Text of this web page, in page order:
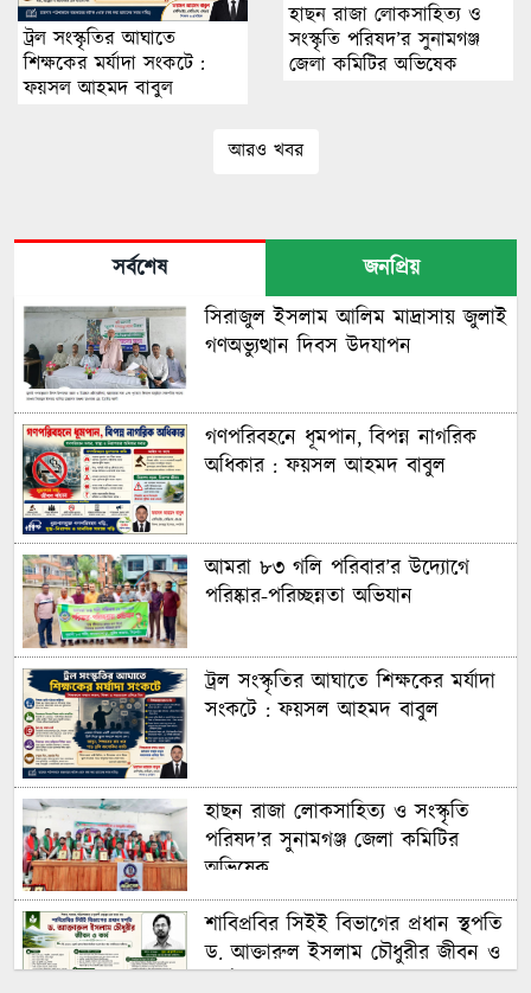
ট্রল সংস্কৃতির আঘাতে
শিক্ষকের মর্যাদা সংকটে :
ফয়সল আহমদ বাবুল
হাছন রাজা লোকসাহিত্য ও
সংস্কৃতি পরিষদ’র সুনামগঞ্জ
জেলা কমিটির অভিষেক
আরও খবর
সর্বশেষ
জনপ্রিয়
সিরাজুল ইসলাম আলিম মাদ্রাসায় জুলাই
গণঅভ্যুত্থান দিবস উদযাপন
গণপরিবহনে ধূমপান, বিপন্ন নাগরিক
অধিকার : ফয়সল আহমদ বাবুল
আমরা ৮৩ গলি পরিবার’র উদ্যোগে
পরিষ্কার-পরিচ্ছন্নতা অভিযান
ট্রল সংস্কৃতির আঘাতে শিক্ষকের মর্যাদা
সংকটে : ফয়সল আহমদ বাবুল
হাছন রাজা লোকসাহিত্য ও সংস্কৃতি
পরিষদ’র সুনামগঞ্জ জেলা কমিটির
অভিষেক
শাবিপ্রবির সিইই বিভাগের প্রধান স্থপতি
ড. আক্তারুল ইসলাম চৌধুরীর জীবন ও